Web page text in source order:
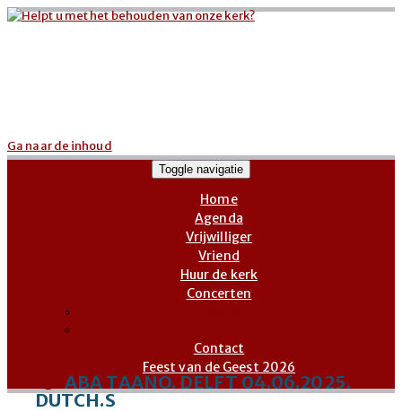
Ga naar de inhoud
Toggle navigatie
Home
Agenda
Vrijwilliger
Vriend
Huur de kerk
Concerten
Contact
Feest van de Geest 2026
ABA TAANO. DELFT 04.06.2025.
DUTCH.S